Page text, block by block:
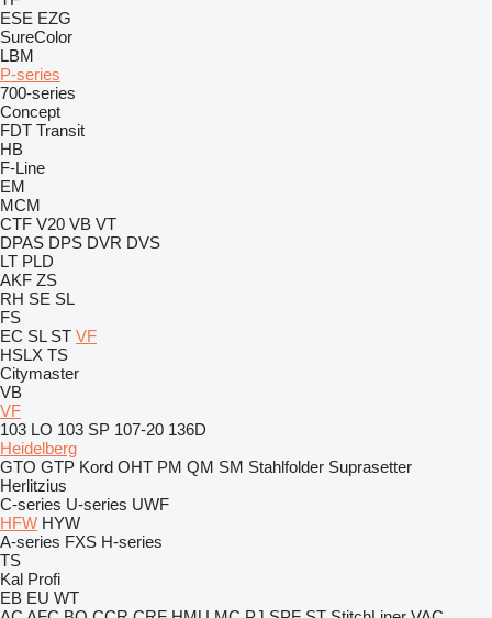
ESE EZG
SureColor
LBM
P-series
700-series
Concept
FDT Transit
HB
F-Line
EM
MCM
CTF V20 VB VT
DPAS DPS DVR DVS
LT PLD
AKF ZS
RH SE SL
FS
EC SL ST VF
HSLX TS
Citymaster
VB
VF
103 LO 103 SP 107-20 136D
Heidelberg
GTO GTP Kord OHT PM QM SM Stahlfolder Suprasetter
Herlitzius
C-series U-series UWF
HFW HYW
A-series FXS H-series
TS
Kal Profi
EB EU WT